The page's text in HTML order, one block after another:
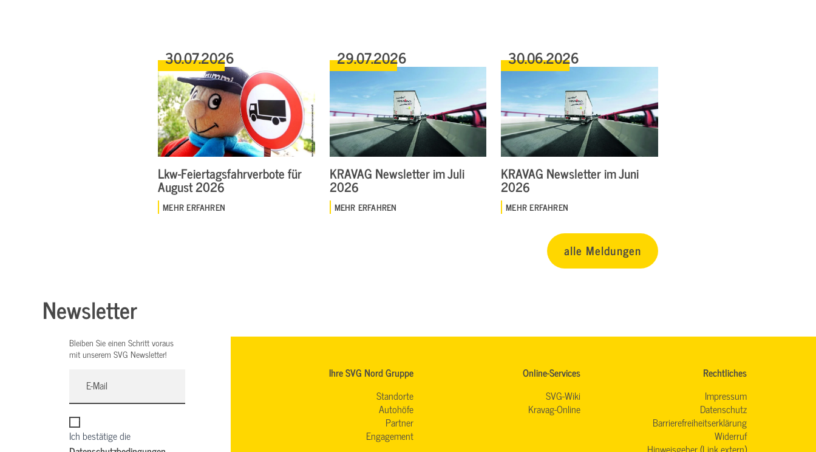
30.07.2026
Lkw-Feiertagsfahrverbote für
August 2026
MEHR ERFAHREN
29.07.2026
KRAVAG Newsletter im Juli
2026
MEHR ERFAHREN
30.06.2026
KRAVAG Newsletter im Juni
2026
MEHR ERFAHREN
alle Meldungen
Newsletter
Bleiben Sie einen Schritt voraus
mit unserem SVG Newsletter!
Ich bestätige die
Ihre SVG Nord Gruppe
Standorte
Autohöfe
Partner
Engagement
Online-Services
SVG-Wiki
Kravag-Online
Rechtliches
Impressum
Datenschutz
Barrierefreiheitserklärung
Widerruf
Hinweisgeber (Link extern)